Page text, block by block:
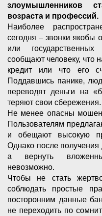
злоумышленников
возраста и профессий.
Наиболее
сегодня – звонки якобы
или
сообщают человеку, что
кредит или что его
Поддавшись панике,
переводят деньги на
теряют свои сбережения.
Не менее опасны
Пользователям
и обещают высокую
Однако после получения
а вернуть
невозможно.
Чтобы не стать
соблюдать простые
посторонним данные
не переходить по